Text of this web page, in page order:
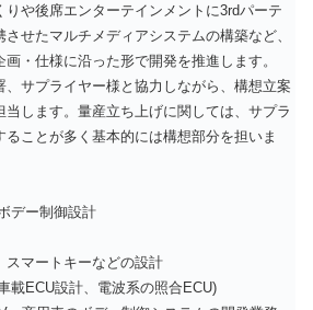
りや後席エンターテインメントに3rdパーテ
させたマルチメディアシステムの構築など、
・仕様に沿った形で開発を推進します。
、サプライヤー様と協力しながら、構想立案
当します。量産立ち上げに関しては、サプラ
ることが多く基本的には構想部分を担いま
デー制御設計
マートキーなどの設計
載ECU設計、電波系の照合ECU)